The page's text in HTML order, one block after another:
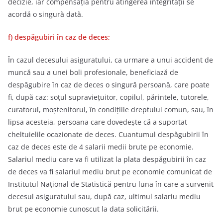
acordă o singură dată.
f) despăgubiri în caz de deces;
În cazul decesului asiguratului, ca urmare a unui accident de
muncă sau a unei boli profesionale, beneficiază de
despăgubire în caz de deces o singură persoană, care poate
fi, după caz: soţul supravieţuitor, copilul, părintele, tutorele,
curatorul, moştenitorul, în condiţiile dreptului comun, sau, în
lipsa acesteia, persoana care dovedeşte că a suportat
cheltuielile ocazionate de deces. Cuantumul despăgubirii în
caz de deces este de 4 salarii medii brute pe economie.
Salariul mediu care va fi utilizat la plata despăgubirii în caz
de deces va fi salariul mediu brut pe economie comunicat de
Institutul Naţional de Statistică pentru luna în care a survenit
decesul asiguratului sau, după caz, ultimul salariu mediu
brut pe economie cunoscut la data solicitării.